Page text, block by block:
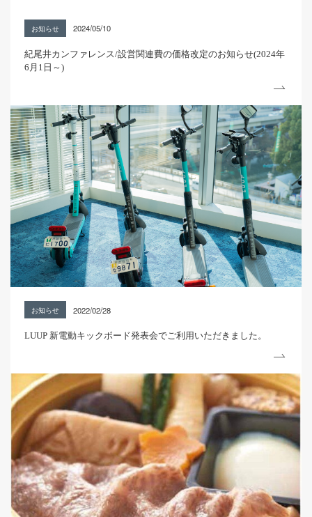
お知らせ 2024/05/10
紀尾井カンファレンス/設営関連費の価格改定のお知らせ(2024年
6月1日～)
お知らせ 2022/02/28
LUUP 新電動キックボード発表会でご利用いただきました。